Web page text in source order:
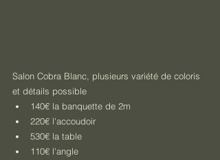
Salon Cobra Blanc, plusieurs variété de coloris
et détails possible
140€ la banquette de 2m
220€ l'accoudoir
530€ la table
110€ l'angle